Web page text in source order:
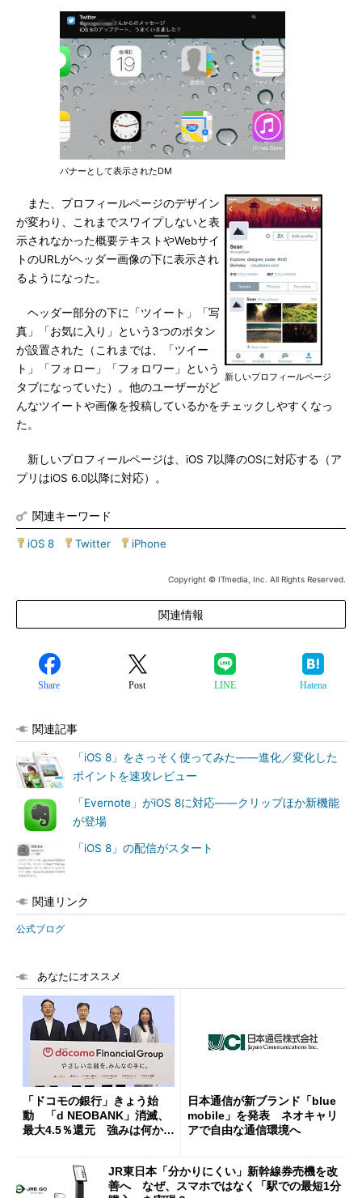
バナーとして表示されたDM
新しいプロフィールページ
また、プロフィールページのデザイン
が変わり、これまでスワイプしないと表
示されなかった概要テキストやWebサイ
トのURLがヘッダー画像の下に表示され
るようになった。
ヘッダー部分の下に「ツイート」「写
真」「お気に入り」という3つのボタン
が設置された（これまでは、「ツイー
ト」「フォロー」「フォロワー」という
タブになっていた）。他のユーザーがど
んなツイートや画像を投稿しているかをチェックしやすくなっ
た。
新しいプロフィールページは、iOS 7以降のOSに対応する（ア
プリはiOS 6.0以降に対応）。
関連キーワード
iOS 8 Twitter iPhone
Copyright © ITmedia, Inc. All Rights Reserved.
関連情報
Share Post LINE Hatena
関連記事
「iOS 8」をさっそく使ってみた――進化／変化した
ポイントを速攻レビュー
「Evernote」がiOS 8に対応――クリップほか新機能
が登場
「iOS 8」の配信がスタート
関連リンク
公式ブログ
あなたにオススメ
「ドコモの銀行」きょう始
動 「d NEOBANK」消滅、
最大4.5％還元 強みは何か解
日本通信が新ブランド「blue
mobile」を発表 ネオキャリ
アで自由な通信環境へ
JR東日本「分かりにくい」新幹線券売機を改
善へ なぜ、スマホではなく「駅での最短1分